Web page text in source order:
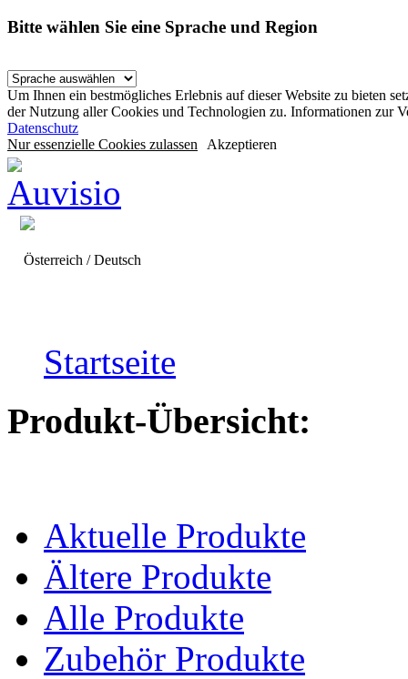
Bitte wählen Sie eine Sprache und Region
Um Ihnen ein bestmögliches Erlebnis auf dieser Website zu bieten
der Nutzung aller Cookies und Technologien zu. Informationen zur
Datenschutz
Nur essenzielle Cookies zulassen Akzeptieren
Österreich / Deutsch
Startseite
Produkt-Übersicht:
Aktuelle Produkte
Ältere Produkte
Alle Produkte
Zubehör Produkte